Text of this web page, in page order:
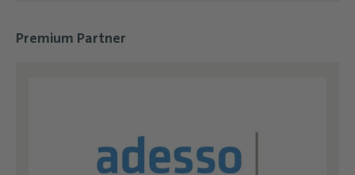
Premium Partner